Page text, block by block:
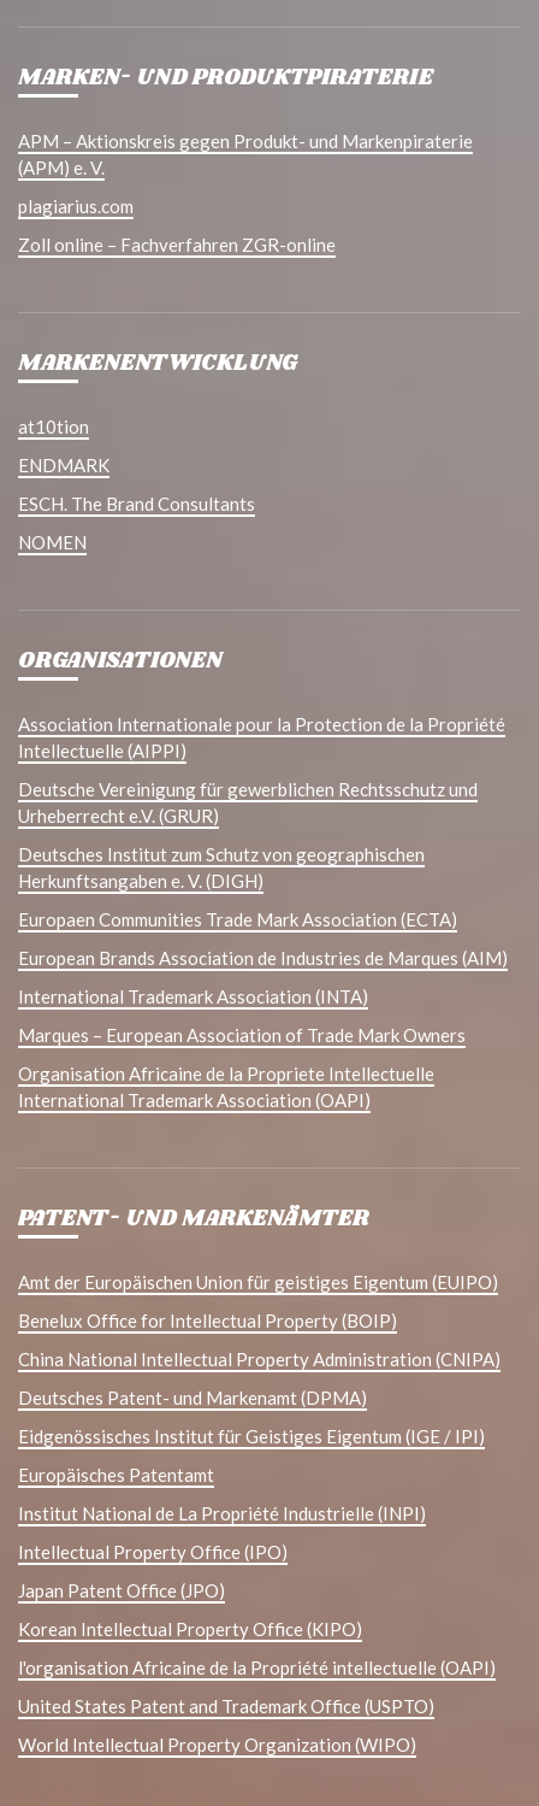
MARKEN- UND PRODUKTPIRATERIE
APM – Aktionskreis gegen Produkt- und Markenpiraterie
(APM) e. V.
plagiarius.com
Zoll online – Fachverfahren ZGR-online
MARKENENTWICKLUNG
at10tion
ENDMARK
ESCH. The Brand Consultants
NOMEN
ORGANISATIONEN
Association Internationale pour la Protection de la Propriété
Intellectuelle (AIPPI)
Deutsche Vereinigung für gewerblichen Rechtsschutz und
Urheberrecht e.V. (GRUR)
Deutsches Institut zum Schutz von geographischen
Herkunftsangaben e. V. (DIGH)
Europaen Communities Trade Mark Association (ECTA)
European Brands Association de Industries de Marques (AIM)
International Trademark Association (INTA)
Marques – European Association of Trade Mark Owners
Organisation Africaine de la Propriete Intellectuelle
International Trademark Association (OAPI)
PATENT- UND MARKENÄMTER
Amt der Europäischen Union für geistiges Eigentum (EUIPO)
Benelux Office for Intellectual Property (BOIP)
China National Intellectual Property Administration (CNIPA)
Deutsches Patent- und Markenamt (DPMA)
Eidgenössisches Institut für Geistiges Eigentum (IGE / IPI)
Europäisches Patentamt
Institut National de La Propriété Industrielle (INPI)
Intellectual Property Office (IPO)
Japan Patent Office (JPO)
Korean Intellectual Property Office (KIPO)
l'organisation Africaine de la Propriété intellectuelle (OAPI)
United States Patent and Trademark Office (USPTO)
World Intellectual Property Organization (WIPO)